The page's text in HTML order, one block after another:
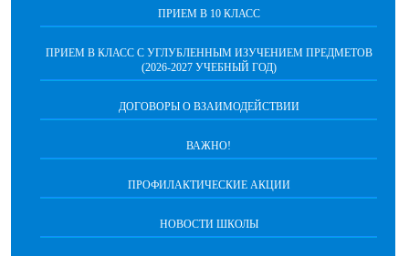
ПРИЕМ В 10 КЛАСС
ПРИЕМ В КЛАСС С УГЛУБЛЕННЫМ ИЗУЧЕНИЕМ ПРЕДМЕТОВ
(2026-2027 УЧЕБНЫЙ ГОД)
ДОГОВОРЫ О ВЗАИМОДЕЙСТВИИ
ВАЖНО!
ПРОФИЛАКТИЧЕСКИЕ АКЦИИ
НОВОСТИ ШКОЛЫ